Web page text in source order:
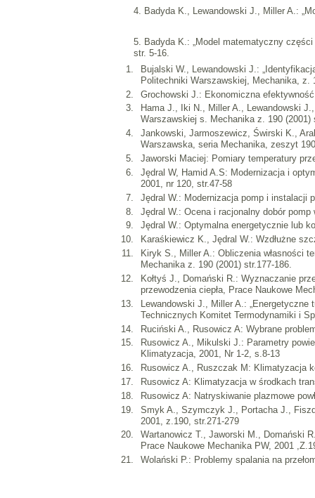
4. Badyda K., Lewandowski J., Miller A.:
5. Badyda K.: „Model matematyczny
str. 5-16.
Bujalski W., Lewandowski J.:
Politechniki Warszawskiej, Mechanika, z.
Grochowski J.: Ekonomiczna
Hama J., Iki N., Miller A., Lewandowski
Warszawskiej s. Mechanika z. 190 (2001)
Jankowski, Jarmoszewicz, Świrski K.,
Warszawska, seria Mechanika, zeszyt
Jaworski Maciej: Pomiary temperatury
Jędral W, Hamid A.S: Modernizacja i
2001, nr 120, str.47-58
Jędral W.: Modernizacja pomp i instalacji
Jędral W.: Ocena i racjonalny dobór
Jędral W.: Optymalna energetycznie lub
Karaśkiewicz K., Jędral W.: Wzdłużne
Kiryk S., Miller A.: Obliczenia własności
Mechanika z. 190 (2001) str.177-186.
Kołtyś J., Domański R.: Wyznaczanie
przewodzenia ciepła, Prace Naukowe
Lewandowski J., Miller A.: „Energetyczne
Technicznych Komitet Termodynamiki i
Ruciński A., Rusowicz A: Wybrane
Rusowicz A., Mikulski J.: Parametry
Klimatyzacja, 2001, Nr 1-2, s.8-13
Rusowicz A., Ruszczak M: Klimatyzacja
Rusowicz A: Klimatyzacja w środkach
Rusowicz A: Natryskiwanie plazmowe
Smyk A., Szymczyk J., Portacha J.,
2001, z.190, str.271-279
Wartanowicz T., Jaworski M., Domański
Prace Naukowe Mechanika PW, 2001
Wolański P.: Problemy spalania na